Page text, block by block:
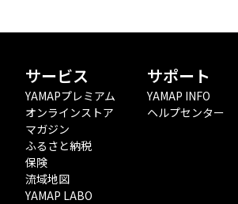
サービス
YAMAPプレミアム
オンラインストア
マガジン
ふるさと納税
保険
流域地図
YAMAP LABO
サポート
YAMAP INFO
ヘルプセンター